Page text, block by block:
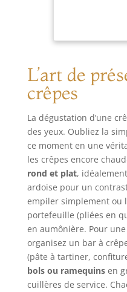
L’art de
crêpes
La dégustation d’une
des yeux. Oubliez la
ce moment en une
les crêpes encore
rond et plat,
ardoise pour un
empiler simplement ou
portefeuille (pliées en
en aumônière. Pour
organisez un bar à
(pâte à tartiner,
bols ou ramequinsen
cuillères de service.